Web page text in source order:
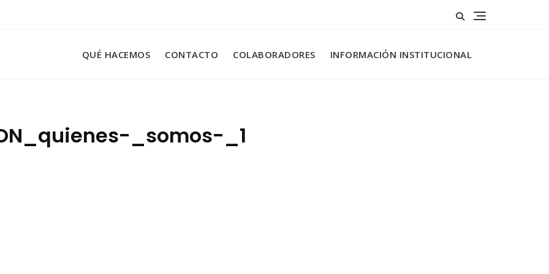
QUÉ HACEMOS
CONTACTO COLABORADORES INFORMACIÓN INSTITUCIONAL
_somos-_1